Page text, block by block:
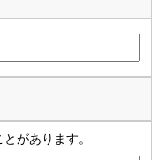
があります。